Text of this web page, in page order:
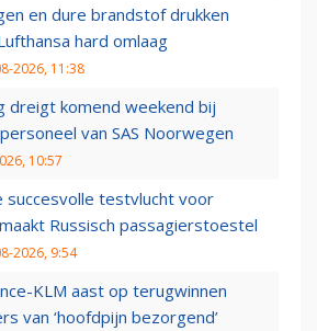
en dure brandstof drukken
hard omlaag
2026, 11:38
dreigt komend weekend bij
van SAS Noorwegen
10:57
succesvolle testvlucht voor
Russisch passagierstoestel
2026, 9:54
KLM aast op terugwinnen
van ‘hoofdpijn bezorgend’